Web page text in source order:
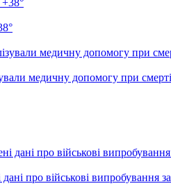
медичну допомогу при смерті
про військові випробування